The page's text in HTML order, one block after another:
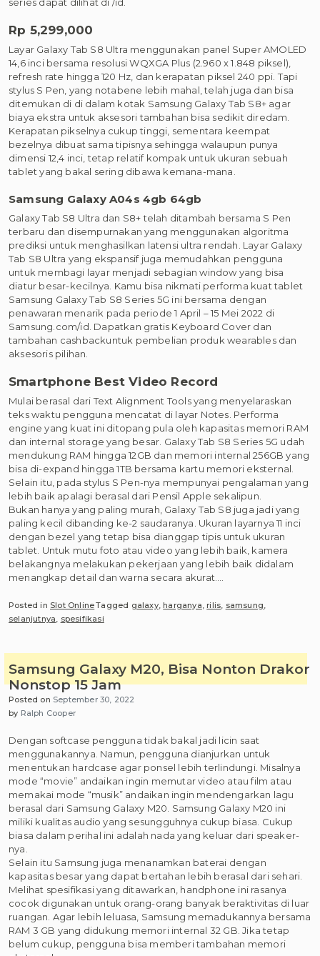
Rp 5,299,000
Layar Galaxy Tab S8 Ultra menggunakan panel Super AMOLED
14,6 inci bersama resolusi WQXGA Plus (2.960 x 1.848 piksel),
refresh rate hingga 120 Hz, dan kerapatan piksel 240 ppi. Tapi
stylus S Pen, yang notabene lebih mahal, telah juga dan bisa
ditemukan di di dalam kotak Samsung Galaxy Tab S8+ agar
biaya ekstra untuk aksesori tambahan bisa sedikit diredam.
Kerapatan pikselnya cukup tinggi, sementara keempat
bezelnya dibuat sama tipisnya sehingga walaupun punya
dimensi 12,4 inci, tetap relatif kompak untuk ukuran sebuah
tablet yang bakal sering dibawa kemana-mana.
Samsung Galaxy A04s 4gb 64gb
Galaxy Tab S8 Ultra dan S8+ telah ditambah bersama S Pen
terbaru dan disempurnakan yang menggunakan algoritma
prediksi untuk menghasilkan latensi ultra rendah. Layar Galaxy
Tab S8 Ultra yang ekspansif juga memudahkan pengguna
untuk membagi layar menjadi sebagian window yang bisa
diatur besar-kecilnya. Kamu bisa nikmati performa kuat tablet
Samsung Galaxy Tab S8 Series 5G ini bersama dengan
penawaran menarik pada periode 1 April – 15 Mei 2022 di
Samsung.com/id. Dapatkan gratis Keyboard Cover dan
tambahan cashbackuntuk pembelian produk wearables dan
aksesoris pilihan.
Smartphone Best Video Record
Mulai berasal dari Text Alignment Tools yang menyelaraskan
teks waktu pengguna mencatat di layar Notes. Performa
engine yang kuat ini ditopang pula oleh kapasitas memori RAM
dan internal storage yang besar. Galaxy Tab S8 Series 5G udah
mendukung RAM hingga 12GB dan memori internal 256GB yang
bisa di-expand hingga 1TB bersama kartu memori eksternal.
Selain itu, pada stylus S Pen-nya mempunyai pengalaman yang
lebih baik apalagi berasal dari Pensil Apple sekalipun.
Bukan hanya yang paling murah, Galaxy Tab S8 juga jadi yang
paling kecil dibanding ke-2 saudaranya. Ukuran layarnya 11 inci
dengan bezel yang tetap bisa dianggap tipis untuk ukuran
tablet. Untuk mutu foto atau video yang lebih baik, kamera
belakangnya melakukan pekerjaan yang lebih baik didalam
menangkap detail dan warna secara akurat.…
Posted in Slot OnlineTagged galaxy,harganya ,rilis samsung
selanjutnya
spesifikasi
Samsung Galaxy M20, Bisa Nonton Drakor
Nonstop 15 Jam
Posted on September 30, 2022
by Ralph Cooper
Dengan softcase pengguna tidak bakal jadi licin saat
menggunakannya. Namun, pengguna dianjurkan untuk
menentukan hardcase agar ponsel lebih terlindungi. Misalnya
mode “movie” andaikan ingin memutar video atau film atau
memakai mode “musik” andaikan ingin mendengarkan lagu
berasal dari Samsung Galaxy M20. Samsung Galaxy M20 ini
miliki kualitas audio yang sesungguhnya cukup biasa. Cukup
biasa dalam perihal ini adalah nada yang keluar dari speaker-
nya.
Selain itu Samsung juga menanamkan baterai dengan
kapasitas besar yang dapat bertahan lebih berasal dari sehari.
Melihat spesifikasi yang ditawarkan, handphone ini rasanya
cocok digunakan untuk orang-orang banyak beraktivitas di luar
ruangan. Agar lebih leluasa, Samsung memadukannya bersama
RAM 3 GB yang didukung memori internal 32 GB. Jika tetap
belum cukup, pengguna bisa memberi tambahan memori